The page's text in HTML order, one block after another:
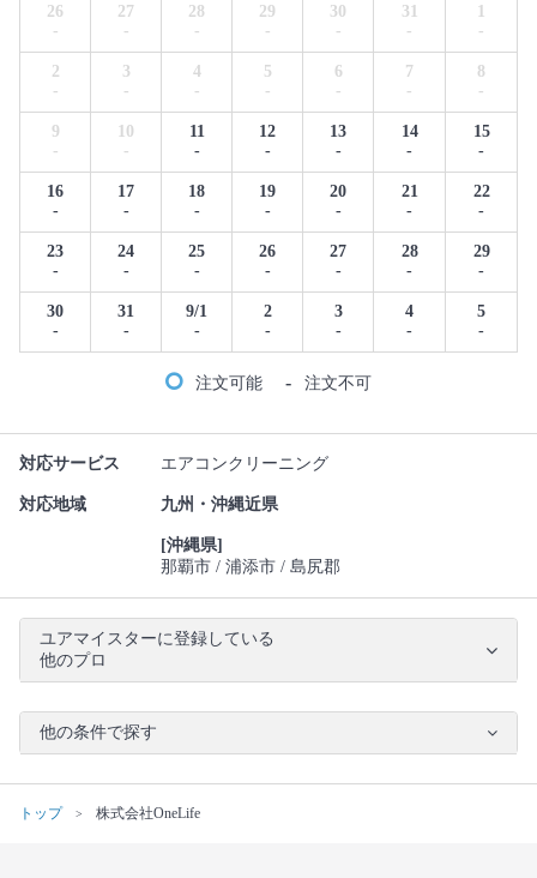
26
-
27
-
28
-
29
-
30
-
31
-
1
-
2
-
3
-
4
-
5
-
6
-
7
-
8
-
9
-
10
-
11
-
12
-
13
-
14
-
15
-
16
-
17
-
18
-
19
-
20
-
21
-
22
-
23
-
24
-
25
-
26
-
27
-
28
-
29
-
30
-
31
-
9/1
-
2
-
3
-
4
-
5
-
注文可能 - 注文不可
対応サービス エアコンクリーニング
対応地域 九州・沖縄近県
[沖縄県]
那覇市 浦添市 島尻郡
ユアマイスターに登録している
他のプロ
他の条件で探す
トップ 株式会社OneLife